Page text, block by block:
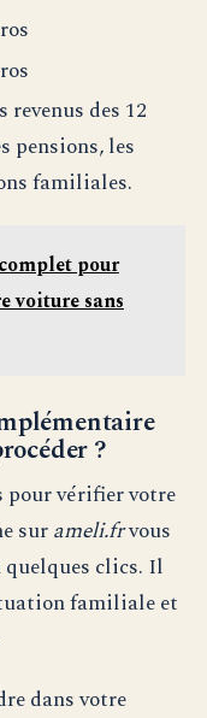
revenus des 12
pensions, les
familiales.
pour
voiture sans
?
pour vérifier votre
surameli.frvous
quelques clics. Il
familiale et
dans votre